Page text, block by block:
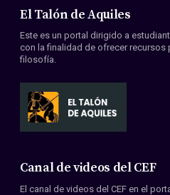
El Talón de Aquiles
Este es un portal dirigido a
con la finalidad de ofrecer recursos
filosofía.
Canal de videos del CEF
El canal de videos del CEF en el